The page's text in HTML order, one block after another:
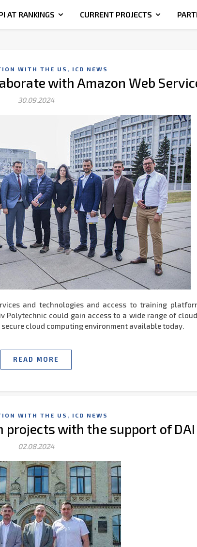
AT RANKINGS CURRENT PROJECTS
WITH THE US , ICD NEWS
with Amazon Web
30.09.2024
and technologies and access to training
could gain access to a wide range of
cloud computing environment available today.
READ MORE
WITH THE US , ICD NEWS
with the support of DAI
02.08.2024